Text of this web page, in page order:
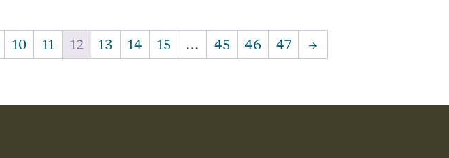
10 11 12 13 14 15 … 45 46 47 →